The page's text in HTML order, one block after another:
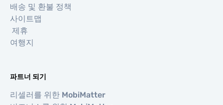
배송 및 환불 정책
사이트맵
제휴
여행지
파트너 되기
리셀러를 위한 MobiMatter